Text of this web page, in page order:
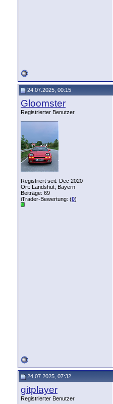
24.07.2025, 00:15
Gloomster
Registrierter Benutzer
Registriert seit: Dec 2020
Ort: Landshut, Bayern
Beiträge: 69
iTrader-Bewertung: (0)
24.07.2025, 07:32
gitplayer
Registrierter Benutzer